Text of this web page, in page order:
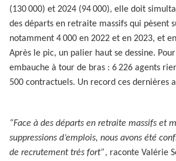
(130 000) et 2024 (94 000), elle doit
des départs en retraite massifs qui pèsent
notamment 4 000 en 2022 et en 2023, et
Après le pic, un palier haut se dessine.
embauche à tour de bras : 6 226 agents
500 contractuels. Un record ces dernières
“Face à des départs en retraite massifs et
suppressions d’emplois, nous avons été
de recrutement très fort”, raconte Valérie